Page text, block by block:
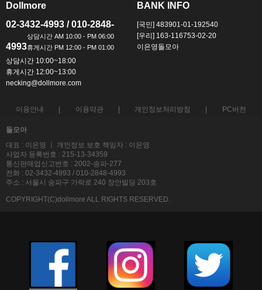
Dollmore
02-3432-4993 / 010-2848-
4993
상담시간 10:00~18:00
휴게시간 12:00~13:00
necking@dollmore.com
BANK INFO
[국민] 483901-01-192540
[우리] 163-116753-02-20
이은영돌모아
이용안내 이용약관 개인정보처리방침 PC버전
돌모아
대표 : 이은영 ㅣ 개인정보 보호 책임자 : 이은영
사업자 등록번호 : 215-13-34359
통신판매업신고번호 : 2002-송파-277
전화 : 02-3432-4993 / 010-2848-4993
주소 : 서울시 송파구 가락로 240 장안빌딩 203호
COPYRIGHT(C)dollmore ALL RIGHTS RESERVED.